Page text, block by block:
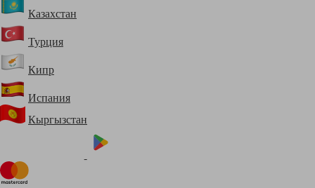
Казахстан
Турция
Кипр
Испания
Кыргызстан